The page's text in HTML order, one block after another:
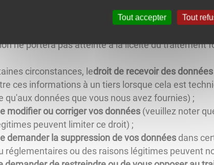
des informations
sur les données que nous
traitement est fondé sur votre consentement, vous
ne portera pas atteinte à la licéité du traitement
circonstances, ledroit de recevoir des
ces informations à un tiers lorsque cela est
qu'aux données que vous nous avez fournies) ;
modifier ou corriger vos données(veuillez noter
peuvent limiter ce droit) ;
demander la suppression de vos donnéesdans
réglementaires ou des raisons légitimes peuvent
Tout accepter Tout